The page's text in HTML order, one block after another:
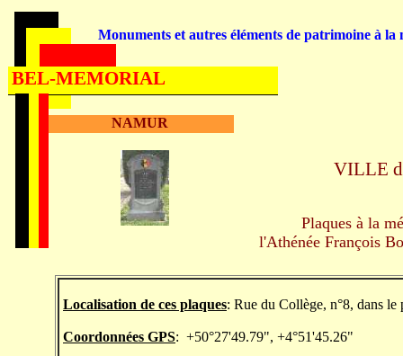
NAMUR
VILLE
Plaques à la
l'Athénée François
Localisation de ces plaques: Rue du Collège, n°8, dans
Coordonnées GPS: +50°27'49.79", +4°51'45.26"
Monuments et autres éléments de patrimoine à la
BEL-MEMORIAL